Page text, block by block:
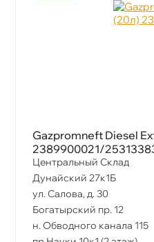
Gazpromneft Diesel
2389900021/
Центральный Склад
Дунайский 27к1Б
ул. Салова, д. 30
Богатырский пр. 12
н. Обводного канала 115